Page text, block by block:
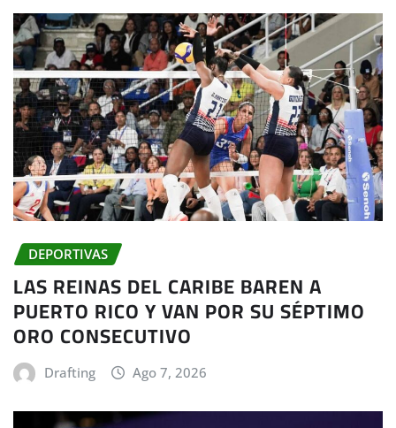
DEPORTIVAS
LAS REINAS DEL CARIBE BAREN A
PUERTO RICO Y VAN POR SU SÉPTIMO
ORO CONSECUTIVO
Drafting Ago 7, 2026